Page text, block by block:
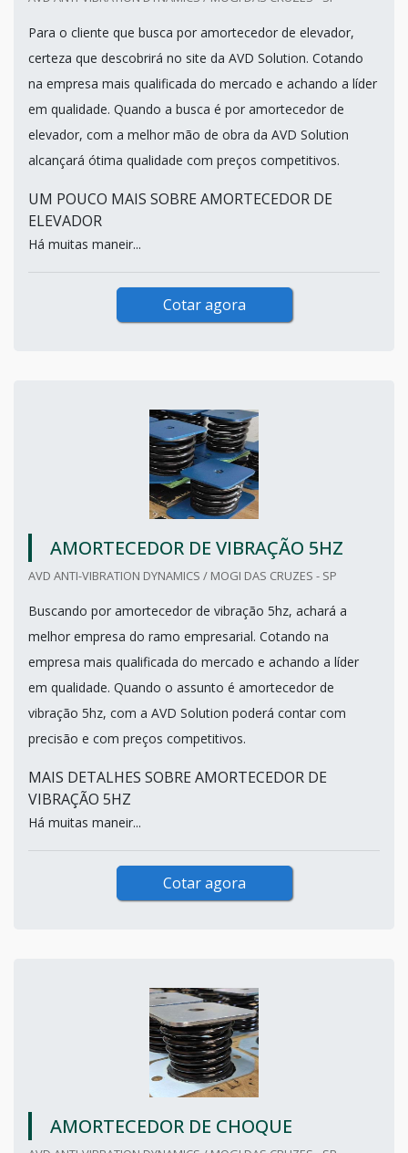
Para o cliente que busca por amortecedor de elevador,
certeza que descobrirá no site da AVD Solution. Cotando
na empresa mais qualificada do mercado e achando a líder
em qualidade. Quando a busca é por amortecedor de
elevador, com a melhor mão de obra da AVD Solution
alcançará ótima qualidade com preços competitivos.
UM POUCO MAIS SOBRE AMORTECEDOR DE
ELEVADOR
Há muitas maneir...
Cotar agora
AMORTECEDOR DE VIBRAÇÃO 5HZ
AVD ANTI-VIBRATION DYNAMICS / MOGI DAS CRUZES - SP
Buscando por amortecedor de vibração 5hz, achará a
melhor empresa do ramo empresarial. Cotando na
empresa mais qualificada do mercado e achando a líder
em qualidade. Quando o assunto é amortecedor de
vibração 5hz, com a AVD Solution poderá contar com
precisão e com preços competitivos.
MAIS DETALHES SOBRE AMORTECEDOR DE
VIBRAÇÃO 5HZ
Há muitas maneir...
Cotar agora
AMORTECEDOR DE CHOQUE